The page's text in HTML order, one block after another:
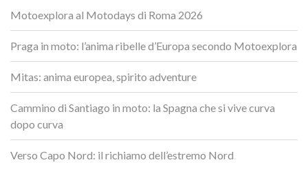
Motoexplora al Motodays di Roma 2026
Praga in moto: l’anima ribelle d’Europa secondo Motoexplora
Mitas: anima europea, spirito adventure
Cammino di Santiago in moto: la Spagna che si vive curva
dopo curva
Verso Capo Nord: il richiamo dell’estremo Nord